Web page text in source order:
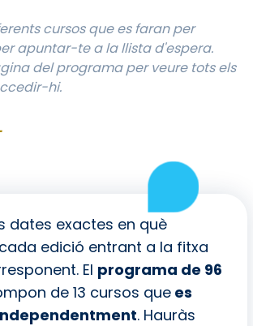
cursos que es faran per
apuntar-te a la llista d'espera.
del programa per veure tots els
hi.
dates exactes en què
edició entrant a la fitxa
El programa de 96
de 13 cursos quees
. Hauràs